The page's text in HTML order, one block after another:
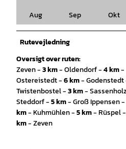
Aug Sep Okt
Rutevejledning
Oversigt over ruten:
Zeven -3 km- Oldendorf -4 km-
Ostereistedt -6 km- Godenstedt
Twistenbostel -3 km-
Steddorf -5 km- Groß Ippensen -
km- Kuhmühlen -5 km- Rüspel -
km- Zeven